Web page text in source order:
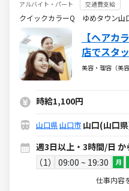
アルバイト・パート 交通費支給
クイックカラーQ ゆめタウン山
【ヘアカ
店でスタ
美容・理容（美
時給1,100円
山口県山口市 山口(山口
週3日以上・3時間/日 か
1
09:00 ~ 19:30 月
仕事内容